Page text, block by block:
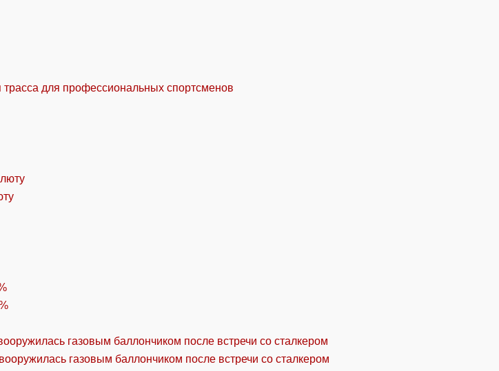
для профессиональных спортсменов
газовым баллончиком после встречи со сталкером